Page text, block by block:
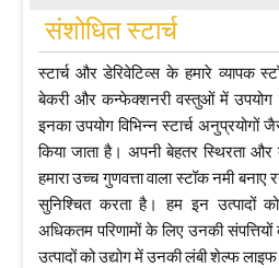
संशोधित स्टार्च
स्टार्च और डेरिवेटिव्स के हमारे व्यापक
बेकरी और कन्फेक्शनरी वस्तुओं में उपयोग
इनका उपयोग विभिन्न स्टार्च अनुप्रयोगों
किया जाता है। अपनी बेहतर स्थिरता
हमारा उच्च गुणवत्ता वाला स्टॉक नमी
सुनिश्चित करता है। हम इन उत्पादों
अधिकतम परिणामों के लिए उनकी
उत्पादों को उद्योग में उनकी लंबी शेल्फ